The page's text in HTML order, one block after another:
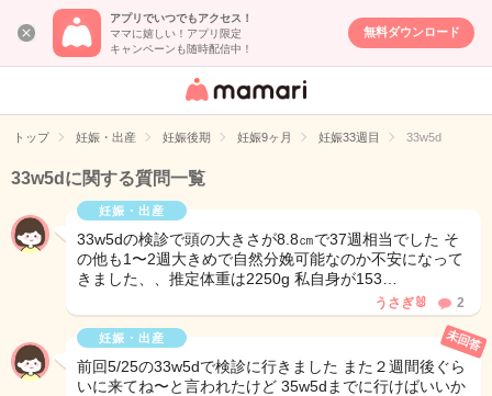
アプリでいつでもアクセス！
ママに嬉しい！アプリ限定
キャンペーンも随時配信中！
無料ダウンロード
女性専用匿名QA
イト
トップ 妊娠・出産 妊娠後期 妊娠9ヶ月 妊娠33週目 33w5d
33w5dに関する質問一覧
妊娠・出産
33w5dの検診で頭の大きさが8.8㎝で37週相当でした そ
の他も1〜2週大きめで自然分娩可能なのか不安になって
きました、、推定体重は2250g 私自身が153…
うさぎ🐰 2
妊娠・出産
前回5/25の33w5dで検診に行きました また２週間後ぐら
いに来てね〜と言われたけど 35w5dまでに行けばいいか
未回答